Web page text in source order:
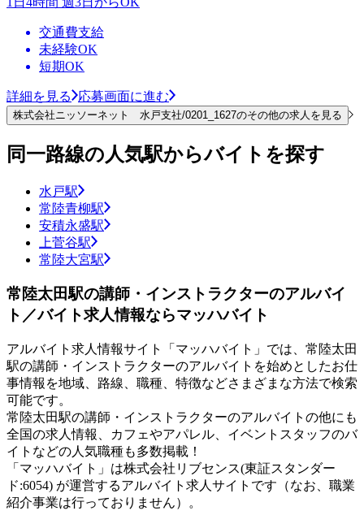
交通費支給
未経験OK
短期OK
詳細を見る 応募画面に進む
株式会社ニッソーネット 水戸支社/0201_1627のその他の求人を見る
同一路線の人気駅からバイトを探す
水戸駅
常陸青柳駅
安積永盛駅
上菅谷駅
常陸大宮駅
常陸太田駅の講師・インストラクターのアルバイ
ト／バイト求人情報ならマッハバイト
アルバイト求人情報サイト「マッハバイト」では、常陸太田
駅の講師・インストラクターのアルバイトを始めとしたお仕
事情報を地域、路線、職種、特徴などさまざまな方法で検索
可能です。
常陸太田駅の講師・インストラクターのアルバイトの他にも
全国の求人情報、カフェやアパレル、イベントスタッフのバ
イトなどの人気職種も多数掲載！
「マッハバイト」は株式会社リブセンス(東証スタンダー
ド:6054) が運営するアルバイト求人サイトです（なお、職業
紹介事業は行っておりません）。